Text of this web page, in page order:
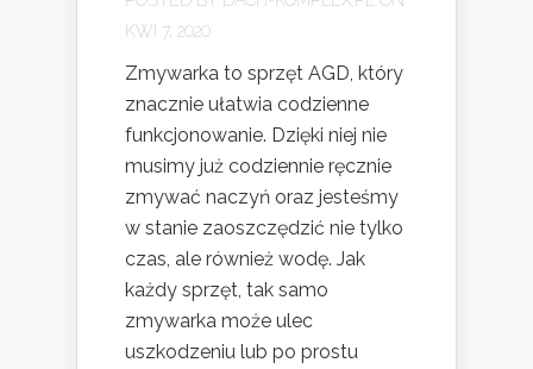
KWI 7, 2020
Zmywarka to sprzęt AGD, który
znacznie ułatwia codzienne
funkcjonowanie. Dzięki niej nie
musimy już codziennie ręcznie
zmywać naczyń oraz jesteśmy
w stanie zaoszczędzić nie tylko
czas, ale również wodę. Jak
każdy sprzęt, tak samo
zmywarka może ulec
uszkodzeniu lub po prostu